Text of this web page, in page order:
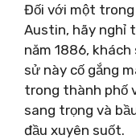
Đối với một
Austin, hãy nghỉ
năm 1886,
sử này cố gắng
trong thành phố
sang trọng và
đầu xuyên suốt.